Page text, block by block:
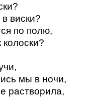
виски?
по полю,
мы в ночи,
растворила,